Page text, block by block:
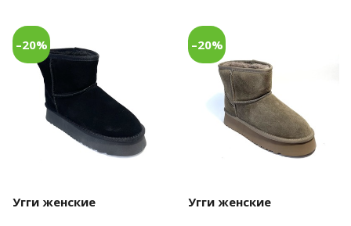
–20%
Угги женские
–20%
Угги женские